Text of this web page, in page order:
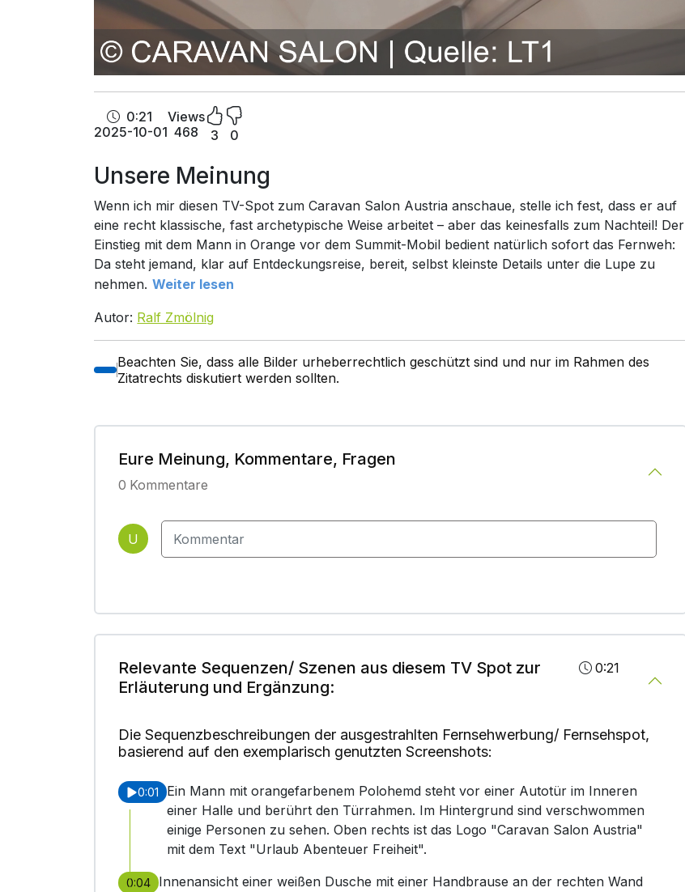
0:21
2025-10-01
Views
468
3 0
Unsere Meinung
Wenn ich mir diesen TV-Spot zum Caravan Salon Austria anschaue, stelle ich fest, dass er auf
eine recht klassische, fast archetypische Weise arbeitet – aber das keinesfalls zum Nachteil! Der
Einstieg mit dem Mann in Orange vor dem Summit-Mobil bedient natürlich sofort das Fernweh:
Da steht jemand, klar auf Entdeckungsreise, bereit, selbst kleinste Details unter die Lupe zu
nehmen. Weiter lesen
Autor: Ralf Zmölnig
Beachten Sie, dass alle Bilder urheberrechtlich geschützt sind und nur im Rahmen des
Zitatrechts diskutiert werden sollten.
Eure Meinung, Kommentare, Fragen
0 Kommentare
U
Relevante Sequenzen/ Szenen aus diesem TV Spot zur
Erläuterung und Ergänzung:
0:21
Die Sequenzbeschreibungen der ausgestrahlten Fernsehwerbung/ Fernsehspot,
basierend auf den exemplarisch genutzten Screenshots:
0:01
Ein Mann mit orangefarbenem Polohemd steht vor einer Autotür im Inneren
einer Halle und berührt den Türrahmen. Im Hintergrund sind verschwommen
einige Personen zu sehen. Oben rechts ist das Logo "Caravan Salon Austria"
mit dem Text "Urlaub Abenteuer Freiheit".
0:04
Innenansicht einer weißen Dusche mit einer Handbrause an der rechten Wand